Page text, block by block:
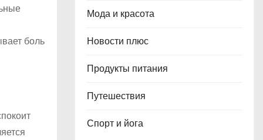
боль
Мода и красота
Новости плюс
Продукты питания
Путешествия
Спорт и йога